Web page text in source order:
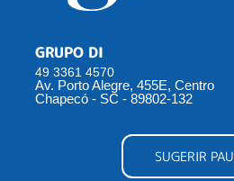
GRUPO DI
49 3361 4570
Av. Porto Alegre, 455E, Centro
Chapecó - SC - 89802-132
SUGERIR